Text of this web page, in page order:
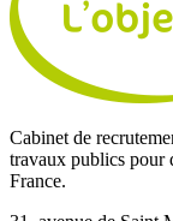
Cabinet de
travaux publics pour
France.